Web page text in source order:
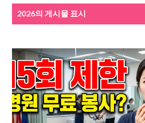
2026의 게시물 표시